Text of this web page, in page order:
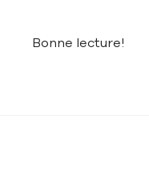
Bonne lecture!